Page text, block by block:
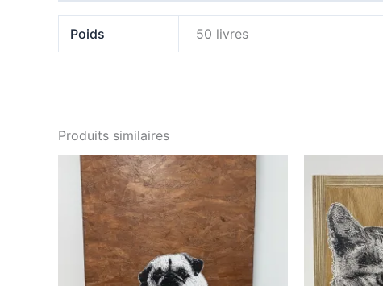
Poids 50 livres
Produits similaires